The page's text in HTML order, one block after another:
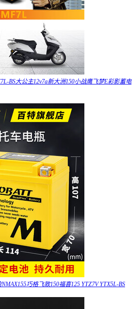
BS大公主12v7a新大洲150小战鹰飞梦E彩影蓄电
巧格飞致150福喜125 YTZ7V YTX5L-BS